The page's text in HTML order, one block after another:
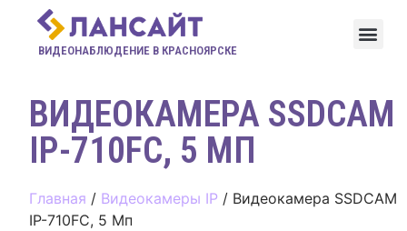
ВИДЕОНАБЛЮДЕНИЕ В КРАСНОЯРСКЕ
ВИДЕОКАМЕРА SSDCAM
IP-710FC, 5 МП
Главная / Видеокамеры IP / Видеокамера SSDCAM
IP-710FC, 5 Мп